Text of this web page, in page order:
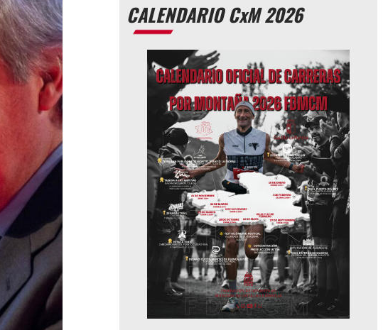
CALENDARIO CxM 2026